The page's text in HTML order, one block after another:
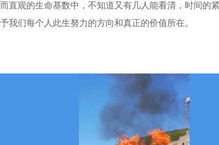
而直观的生命基数中，不知道又有几人能看清，时间的
予我们每个人此生努力的方向和真正的价值所在。